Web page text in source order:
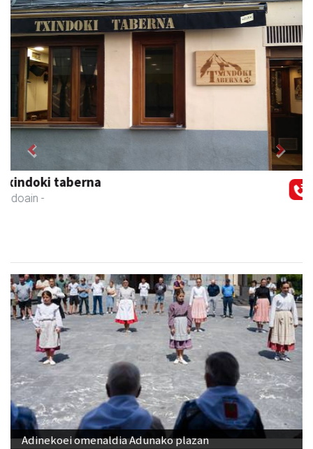
Bengoetxea autoeskola
Andoain
Previous Next
Adinekoei omenaldia Adunako plazan